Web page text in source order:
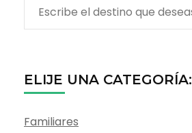
Buscar:
ELIJE UNA CATEGORÍA:
Familiares